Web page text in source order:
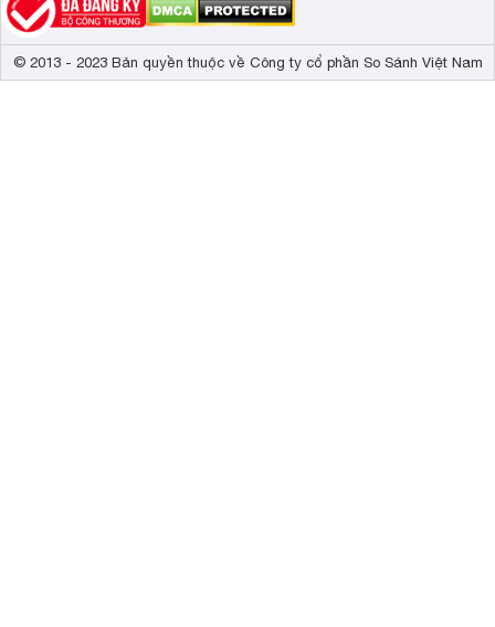
© 2013 - 2023 Bản quyền thuộc về Công ty cổ phần So Sánh Việt Nam